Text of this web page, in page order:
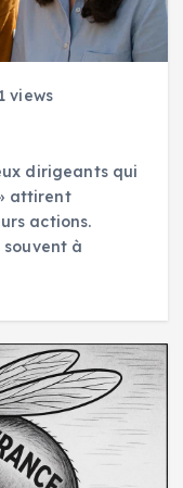
views
dirigeants qui
attirent
actions.
souvent à